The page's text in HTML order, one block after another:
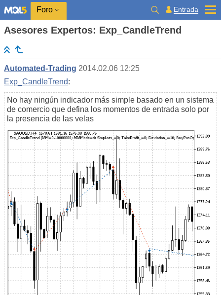
Foro Entrada
Asesores Expertos: Exp_CandleTrend
Automated-Trading 2014.02.06 12:25
Exp_CandleTrend:
No hay ningún indicador más simple basado en un sistema
de comercio que defina los momentos de entrada solo por
la presencia de las velas